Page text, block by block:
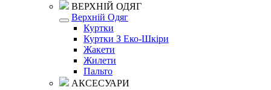
ВЕРХНІЙ ОДЯГ
Верхній Одяг
Куртки
Куртки З Еко-Шкіри
Жакети
Жилети
Пальто
АКСЕСУАРИ